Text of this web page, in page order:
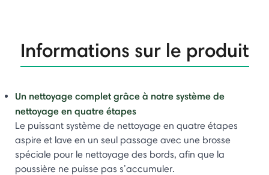
Informations sur le produit
Un nettoyage complet grâce à notre système de
nettoyage en quatre étapes​
Le puissant système de nettoyage en quatre étapes
aspire et lave en un seul passage avec une brosse
spéciale pour le nettoyage des bords, afin que la
poussière ne puisse pas s’accumuler.